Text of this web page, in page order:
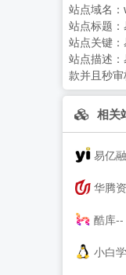
站点域名：
站点标题：
站点关键：
站点描述：
款并且秒
相关
易亿融
华腾
酷库-- - 专
小白学堂-插件 资源